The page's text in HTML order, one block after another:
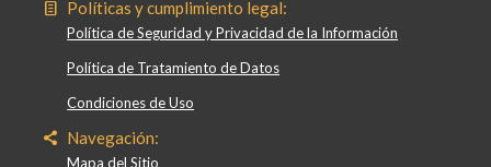
Políticas y cumplimiento legal:
Política de Seguridad y Privacidad de la Información
Política de Tratamiento de Datos
Condiciones de Uso
Navegación:
Mapa del Sitio